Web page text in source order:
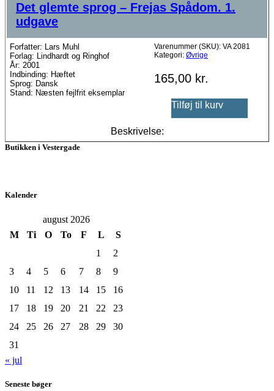
Det glemte sprog – Frejas Spådom. 1.
udgave
Forfatter: Lars Muhl
Forlag: Lindhardt og Ringhof
År: 2001
Indbinding: Hæftet
Sprog: Dansk
Stand: Næsten fejlfrit eksemplar
Varenummer (SKU): VA 2081
Kategori: Øvrige
165,00 kr.
Tilføj til kurv
Beskrivelse:
Butikken i Vestergade
Kalender
august 2026
M
Ti O To F L
S
1
2
3
4 5 6 7 8
9
10
11 12 13 14 15
16
17
18 19 20 21 22
23
24
25 26 27 28 29
30
31
« jul
Seneste bøger